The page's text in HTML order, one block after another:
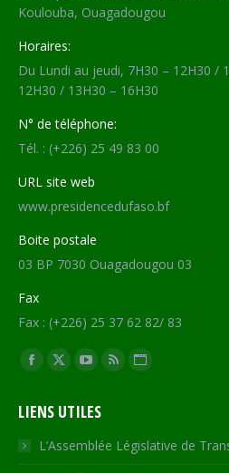
Koulouba, Ouagadougou
Horaires:
Du Lundi au jeudi, 7H30 – 12H30 /
12H30 / 13H30 – 16H30
N° de téléphone:
Tél. : (+226) 25 49 83 00
URL site web
www.presidencedufaso.bf
Boite postale
03 BP 7030 Ouagadougou 03
Fax
Fax : (+226) 25 37 62 82/ 83
Trouvez nous sur :
Facebook
opens
in
new
X
opens
in
new
YouTube
opens
in
new
RSS
in
new
Site
opens
in
LIENS UTILES
L’Assemblée Législative de